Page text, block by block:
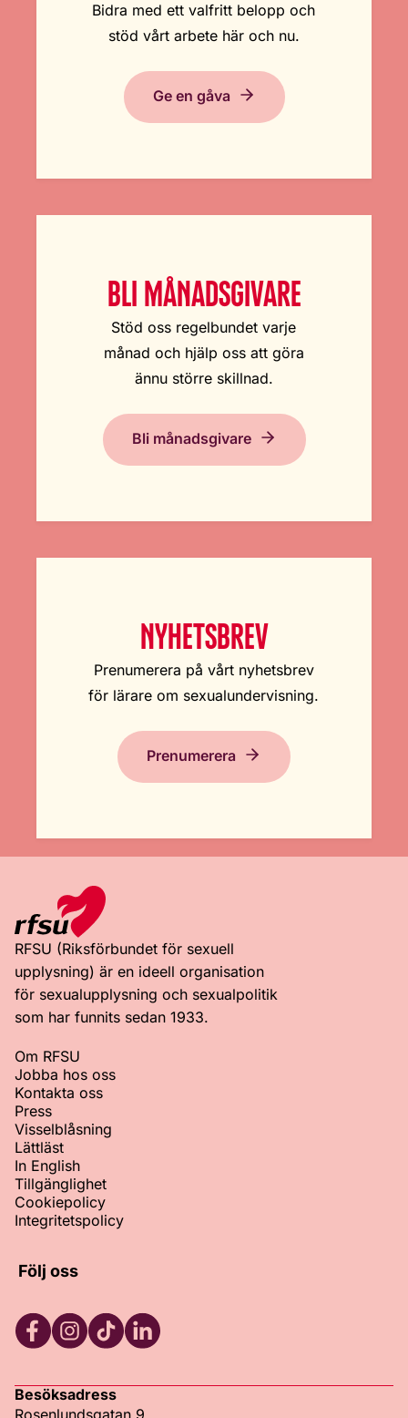
Bidra med ett valfritt belopp och
stöd vårt arbete här och nu.
Ge en gåva
BLI MÅNADSGIVARE
Stöd oss regelbundet varje
månad och hjälp oss att göra
ännu större skillnad.
Bli månadsgivare
NYHETSBREV
Prenumerera på vårt nyhetsbrev
för lärare om sexualundervisning.
Prenumerera
RFSU (Riksförbundet för sexuell
upplysning) är en ideell organisation
för sexualupplysning och sexualpolitik
som har funnits sedan 1933.
Om RFSU
Jobba hos oss
Kontakta oss
Press
Visselblåsning
Lättläst
In English
Tillgänglighet
Cookiepolicy
Integritetspolicy
Följ oss
Besöksadress